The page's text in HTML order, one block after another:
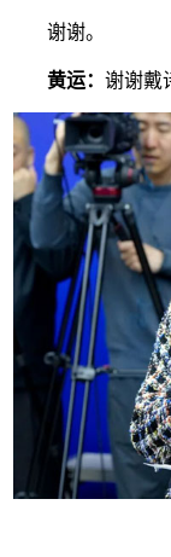
谢谢。
黄运：谢谢戴